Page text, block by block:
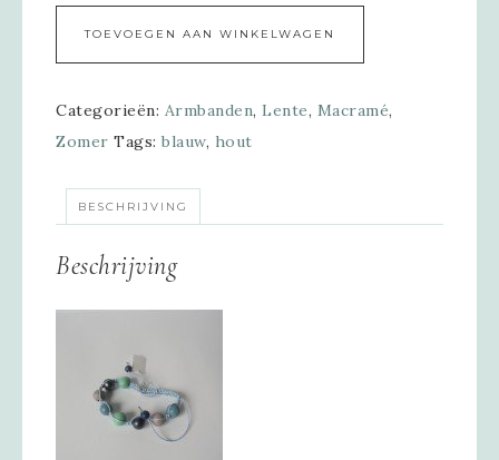
TOEVOEGEN AAN WINKELWAGEN
Categorieën: Armbanden, Lente, Macramé,
Zomer Tags: blauw, hout
BESCHRIJVING
Beschrijving